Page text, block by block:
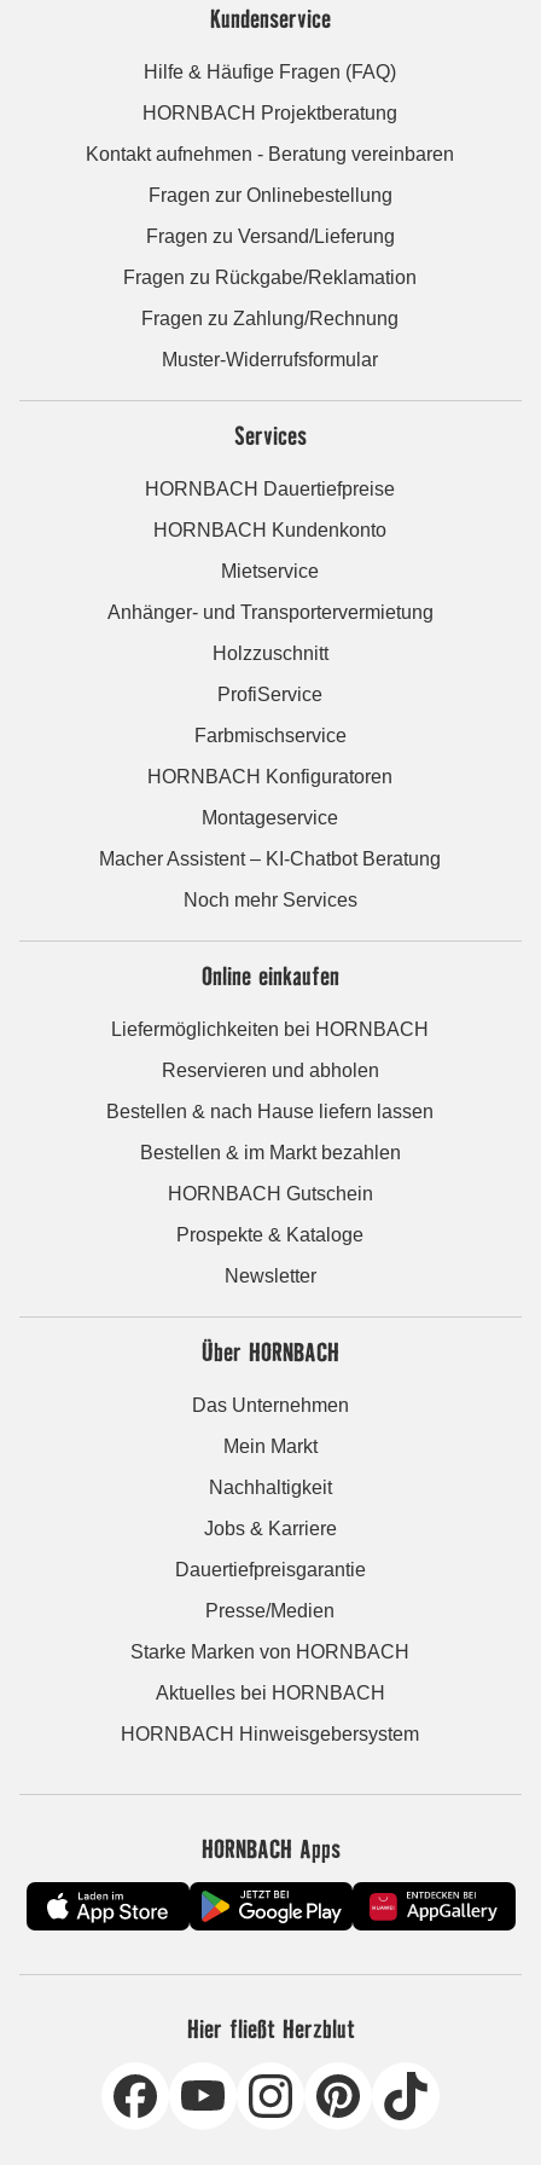
Kundenservice
Hilfe & Häufige Fragen (FAQ)
HORNBACH Projektberatung
Kontakt aufnehmen - Beratung vereinbaren
Fragen zur Onlinebestellung
Fragen zu Versand/Lieferung
Fragen zu Rückgabe/Reklamation
Fragen zu Zahlung/Rechnung
Muster-Widerrufsformular
Services
HORNBACH Dauertiefpreise
HORNBACH Kundenkonto
Mietservice
Anhänger- und Transportervermietung
Holzzuschnitt
ProfiService
Farbmischservice
HORNBACH Konfiguratoren
Montageservice
Macher Assistent – KI-Chatbot Beratung
Noch mehr Services
Online einkaufen
Liefermöglichkeiten bei HORNBACH
Reservieren und abholen
Bestellen & nach Hause liefern lassen
Bestellen & im Markt bezahlen
HORNBACH Gutschein
Prospekte & Kataloge
Newsletter
Über HORNBACH
Das Unternehmen
Mein Markt
Nachhaltigkeit
Jobs & Karriere
Dauertiefpreisgarantie
Presse/Medien
Starke Marken von HORNBACH
Aktuelles bei HORNBACH
HORNBACH Hinweisgebersystem
HORNBACH Apps
Hier fließt Herzblut